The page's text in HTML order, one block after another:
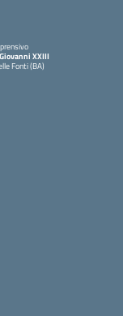
XXIII
Fonti (BA)
iniziale della scuola